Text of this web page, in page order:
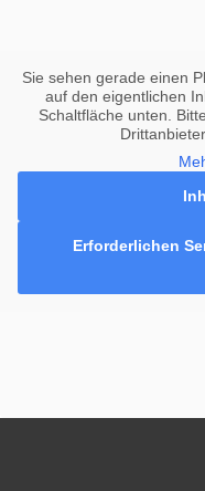
Sie sehen gerade einen
auf den eigentlichen
Schaltfläche unten.
Erforderlichen